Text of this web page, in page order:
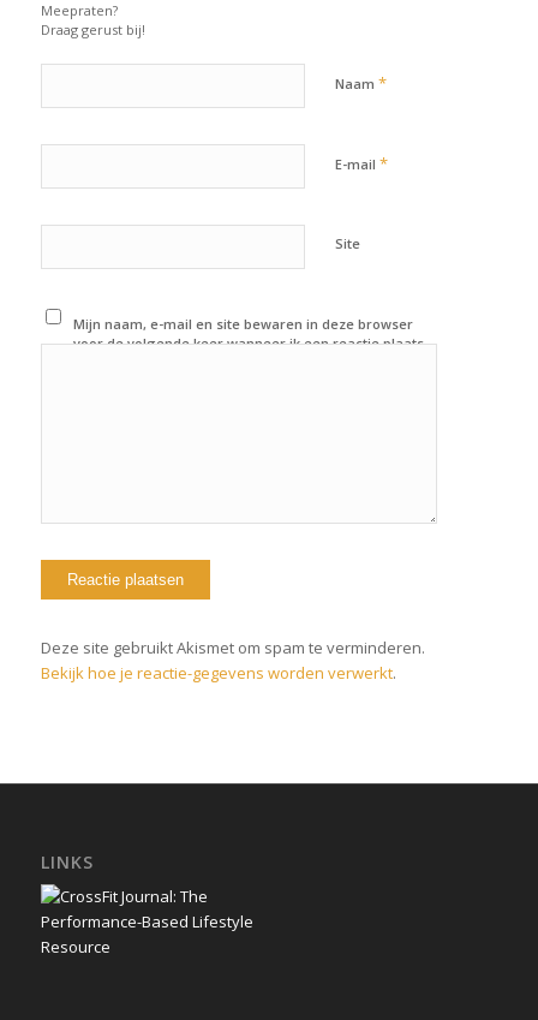
Meepraten?
Draag gerust bij!
Naam *
E-mail *
Site
Mijn naam, e-mail en site bewaren in deze browser
voor de volgende keer wanneer ik een reactie plaats.
Deze site gebruikt Akismet om spam te verminderen.
Bekijk hoe je reactie-gegevens worden verwerkt.
LINKS